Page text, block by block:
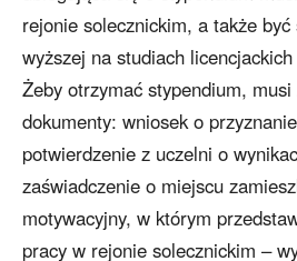
rejonie solecznickim, a także
wyższej na studiach
Żeby otrzymać stypendium, musi
dokumenty: wniosek o
potwierdzenie z uczelni o
zaświadczenie o miejscu
motywacyjny, w którym
pracy w rejonie solecznickim –